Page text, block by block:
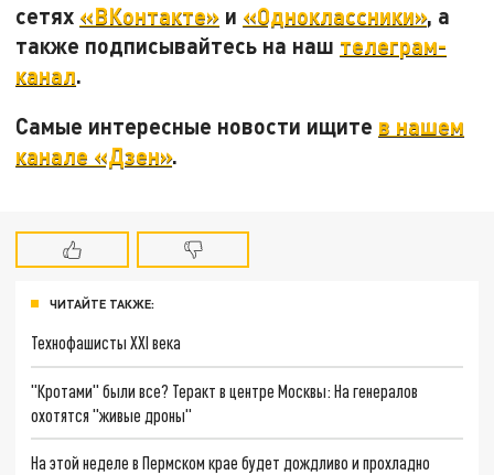
сетях «ВКонтакте» и «Одноклассники», а
также подписывайтесь на наш телеграм-
канал.
Самые интересные новости ищите в нашем
канале «Дзен».
ЧИТАЙТЕ ТАКЖЕ:
Технофашисты XXI века
"Кротами" были все? Теракт в центре Москвы: На генералов
охотятся "живые дроны"
На этой неделе в Пермском крае будет дождливо и прохладно